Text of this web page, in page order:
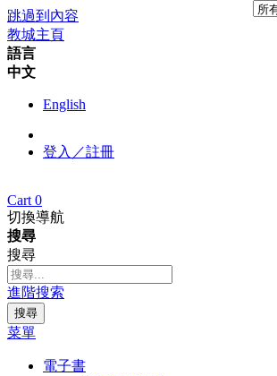
跳過到內容
教城主頁
語言
中文
English
登入／註冊
Cart 0
切換導航
搜尋
搜尋
進階搜索
搜尋
菜單
電子書